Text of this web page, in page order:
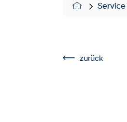
zurück